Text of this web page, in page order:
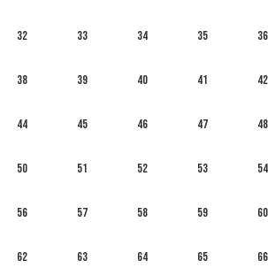
32 33 34 35 36
38 39 40 41 42
44 45 46 47 48
50 51 52 53 54
56 57 58 59 60
62 63 64 65 66